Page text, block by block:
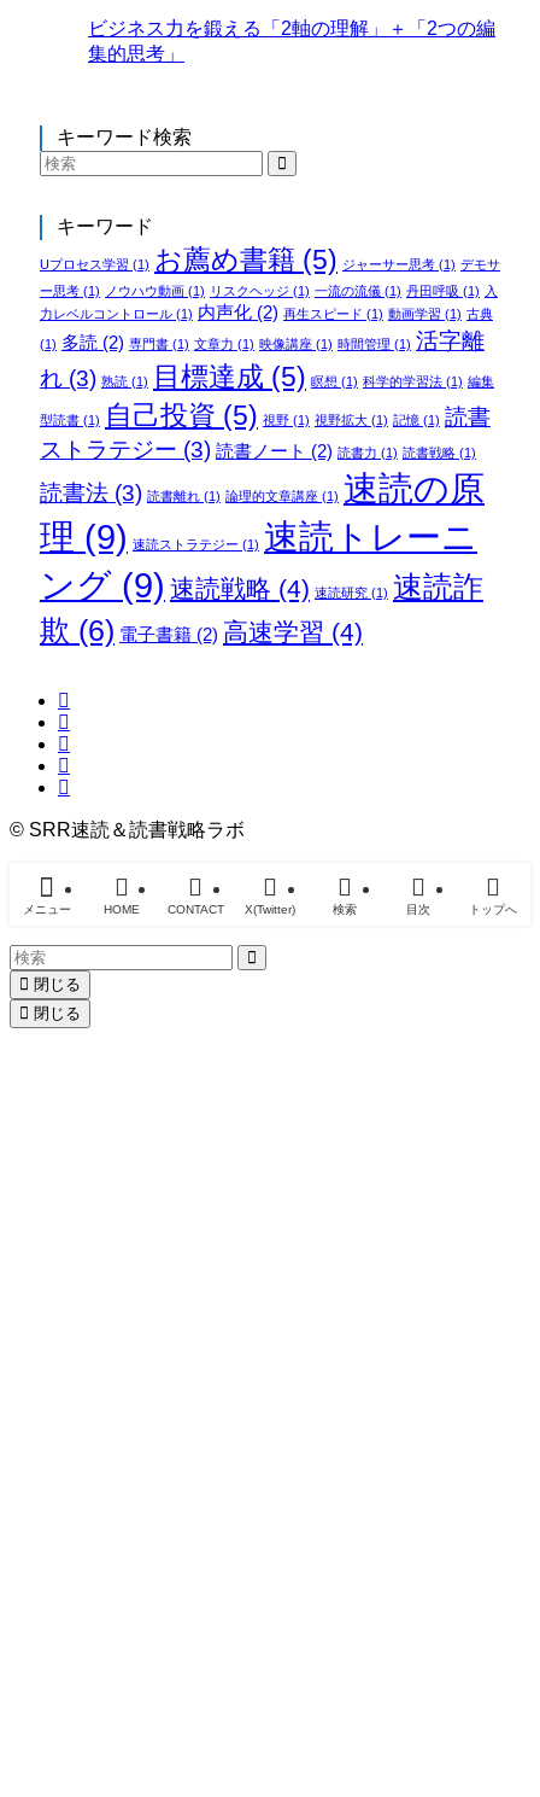
ビジネス力を鍛える「2軸の理解」＋「2つの編
集的思考」
キーワード検索
キーワード
Uプロセス学習 (1) お薦め書籍 (5) ジャーサー思考(1) デモサ
ー思考(1) ノウハウ動画(1) リスクヘッジ (1) 一流の流儀(1) 丹田呼吸 (1) 入
力レベルコントロール(1) 内声化(2) 再生スピード (1) 動画学習 (1) 古典
(1) 多読 (2) 専門書(1) 文章力 (1) 映像講座(1) 時間管理 (1) 活字離
れ(3) 熟読(1) 目標達成 (5) 瞑想 (1) 科学的学習法(1) 編集
型読書(1) 自己投資 (5) 視野(1) 視野拡大(1) 記憶(1) 読書
ストラテジー (3) 読書ノート (2) 読書力 (1) 読書戦略(1)
読書法(3) 読書離れ(1) 論理的文章講座(1) 速読の原
理 (9) 速読ストラテジー (1) 速読トレーニ
ング(9) 速読戦略 (4) 速読研究(1) 速読詐
欺 (6) 電子書籍(2) 高速学習 (4)
© SRR速読＆読書戦略ラボ
メニュー HOME CONTACT X(Twitter) 検索 目次 トップへ
閉じる
閉じる